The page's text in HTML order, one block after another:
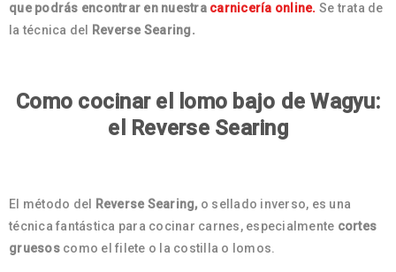
que podrás encontrar en nuestra carnicería online. Se trata de
la técnica del
Reverse Searing.
Como cocinar el lomo bajo de Wagyu:
el Reverse Searing
El método del Reverse Searing,o sellado inverso, es una
técnica fantástica para cocinar carnes, especialmente cortes
gruesoscomo el filete o la costilla o lomos.